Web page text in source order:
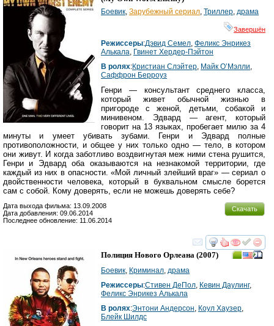
Боевик, Зарубежный сериал, Триллер, драма
Завершён
Режиссеры:Дэвид Семел, Феликс Энрикез
Алькала, Гвинет Хердер-Пэйтон
В ролях:Кристиан Слэйтер, Майк О’Мэлли,
Саффрон Берроуз
Генри — консультант среднего класса,
который живет обычной жизнью в
пригороде с женой, детьми, собакой и
минивеном. Эдвард — агент, который
говорит на 13 языках, пробегает милю за 4
минуты и умеет убивать зубами. Генри и Эдвард полные
противоположности, и общее у них только одно — тело, в котором
они живут. И когда заботливо воздвигнутая меж ними стена рушится,
Генри и Эдвард оба оказываются на незнакомой территории, где
каждый из них в опасности. «Мой личный злейший враг» — сериал о
двойственности человека, который в буквальном смысле борется
сам с собой. Кому доверять, если не можешь доверять себе?
Скачать
Дата выхода фильма: 13.09.2008
Дата добавления: 09.06.2014
Последнее обновление: 11.06.2014
смотреть
Полиция Нового Орлеана (2007)
Боевик Криминал драма
Режиссеры:Стивен ДеПол Кевин Даулинг,
Феликс Энрикез Алькала
В ролях:Энтони Андерсон Коул Хаузер
Блейк Шилдс